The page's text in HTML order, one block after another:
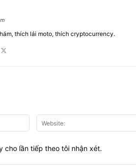
thích lái moto, thích cryptocurrency.
Email:*
cho lần tiếp theo tôi nhận xét.